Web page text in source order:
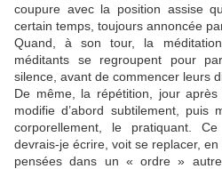
coupure avec la position assise
certain temps, toujours annoncée
Quand, à son tour, la
méditants se regroupent pour
silence, avant de commencer leurs
De même, la répétition, jour
modifie d’abord subtilement, puis
corporellement, le pratiquant.
devrais-je écrire, voit se replacer,
pensées dans un « ordre »